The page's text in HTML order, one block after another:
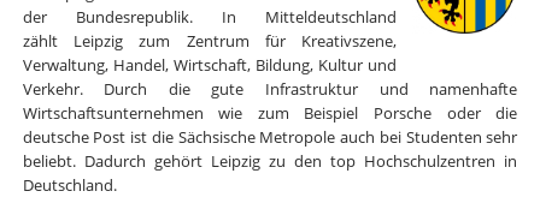
der Bundesrepublik. In Mitteldeutschland
zählt Leipzig zum Zentrum für Kreativszene,
Verwaltung, Handel, Wirtschaft, Bildung, Kultur und
Verkehr. Durch die gute Infrastruktur und namenhafte
Wirtschaftsunternehmen wie zum Beispiel Porsche oder die
deutsche Post ist die Sächsische Metropole auch bei Studenten sehr
beliebt. Dadurch gehört Leipzig zu den top Hochschulzentren in
Deutschland.